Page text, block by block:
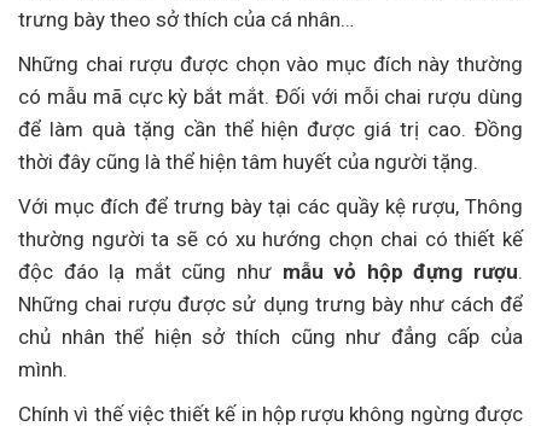
trưng bày theo sở thích của cá nhân…
Những chai rượu được chọn vào mục đích này thường
có mẫu mã cực kỳ bắt mắt. Đối với mỗi chai rượu dùng
để làm quà tặng cần thể hiện được giá trị cao. Đồng
thời đây cũng là thể hiện tâm huyết của người tặng.
Với mục đích để trưng bày tại các quầy kệ rượu, Thông
thường người ta sẽ có xu hướng chọn chai có thiết kế
độc đáo lạ mắt cũng như mẫu vỏ hộp đựng rượu.
Những chai rượu được sử dụng trưng bày như cách để
chủ nhân thể hiện sở thích cũng như đẳng cấp của
mình.
Chính vì thế việc thiết kế in hộp rượu không ngừng được